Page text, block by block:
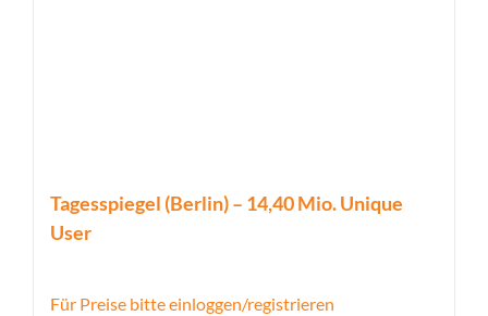
Tagesspiegel (Berlin) – 14,40 Mio. Unique
User
Für Preise bitte einloggen/registrieren